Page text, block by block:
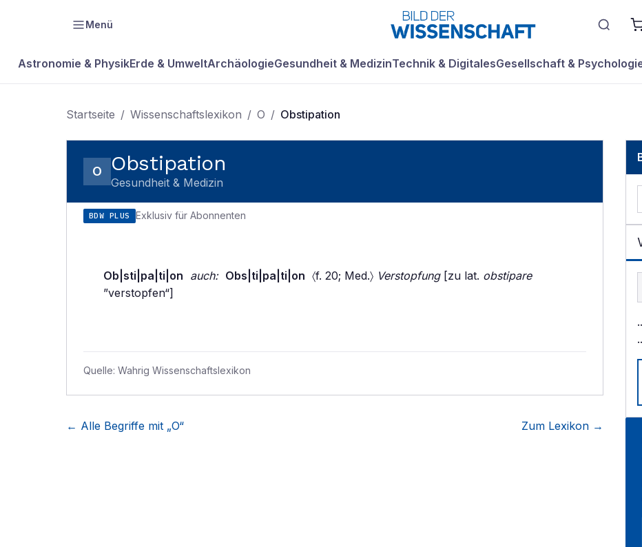
Menü
Astronomie & PhysikErde & UmweltArchäologieGesundheit & MedizinTechnik & DigitalesGesellschaft &
Startseite / Wissenschaftslexikon / O / Obstipation
O Obstipation
Gesundheit & Medizin
BDW PLUS Exklusiv für Abonnenten
Ob|sti|pa|ti|on auch: Obs|ti|pa|ti|on 〈f. 20; Med.〉 Verstopfung[zu lat. obstipare
”verstopfen“]
Quelle: Wahrig Wissenschaftslexikon
← Alle Begriffe mit „O“ Zum Lexikon →